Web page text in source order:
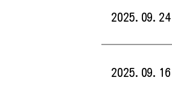
2025.09.24
2025.09.16